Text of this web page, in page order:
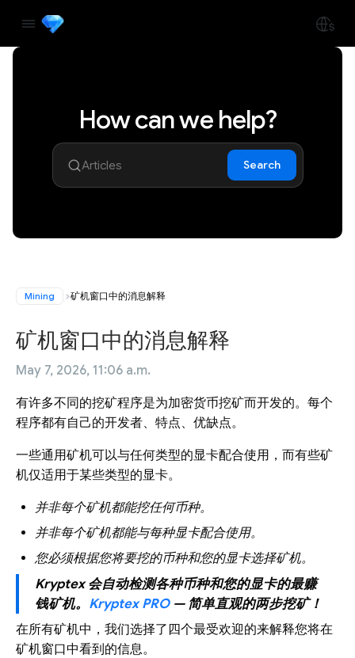
How can we help?
Search
Mining 矿机窗口中的消息解释
矿机窗口中的消息解释
May 7, 2026, 11:06 a.m.
有许多不同的挖矿程序是为加密货币挖矿而开发的。每个
程序都有自己的开发者、特点、优缺点。
一些通用矿机可以与任何类型的显卡配合使用，而有些矿
机仅适用于某些类型的显卡。
并非每个矿机都能挖任何币种。
并非每个矿机都能与每种显卡配合使用。
您必须根据您将要挖的币种和您的显卡选择矿机。
Kryptex 会自动检测各种币种和您的显卡的最赚
钱矿机。 Kryptex PRO— 简单直观的两步挖矿！
在所有矿机中，我们选择了四个最受欢迎的来解释您将在
矿机窗口中看到的信息。